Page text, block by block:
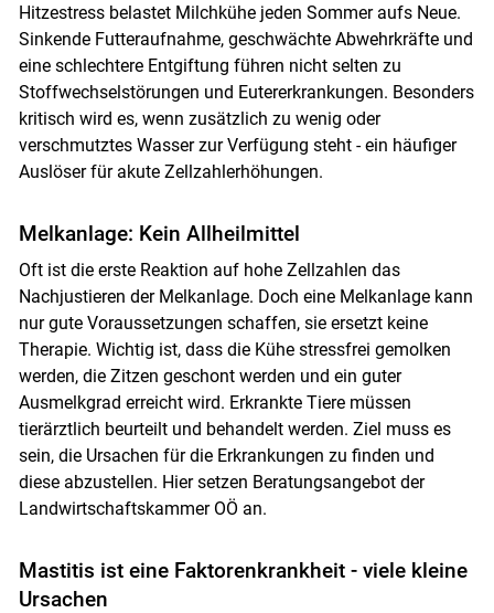
Skip to main content
Hitzestress belastet Milchkühe jeden Sommer aufs Neue.
Sinkende Futteraufnahme, geschwächte Abwehrkräfte und
eine schlechtere Entgiftung führen nicht selten zu
Stoffwechselstörungen und Eutererkrankungen. Besonders
kritisch wird es, wenn zusätzlich zu wenig oder
verschmutztes Wasser zur Verfügung steht - ein häufiger
Auslöser für akute Zellzahlerhöhungen.
Melkanlage: Kein Allheilmittel
Oft ist die erste Reaktion auf hohe Zellzahlen das
Nachjustieren der Melkanlage. Doch eine Melkanlage kann
nur gute Voraussetzungen schaffen, sie ersetzt keine
Therapie. Wichtig ist, dass die Kühe stressfrei gemolken
werden, die Zitzen geschont werden und ein guter
Ausmelkgrad erreicht wird. Erkrankte Tiere müssen
tierärztlich beurteilt und behandelt werden. Ziel muss es
sein, die Ursachen für die Erkrankungen zu finden und
diese abzustellen. Hier setzen Beratungsangebot der
Landwirtschaftskammer OÖ an.
Mastitis ist eine Faktorenkrankheit - viele kleine
Ursachen